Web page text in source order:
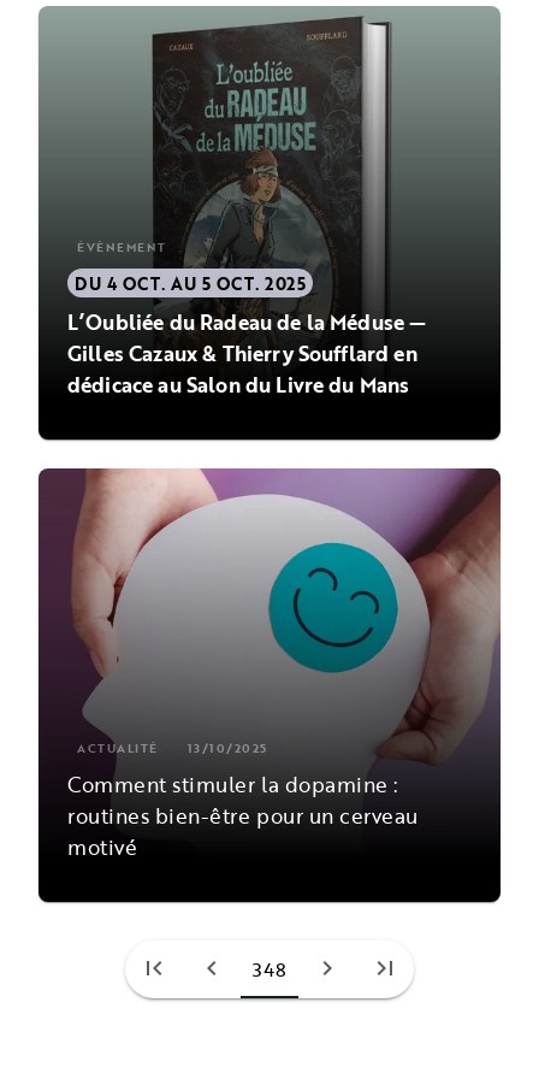
ÉVÈNEMENT
DU 4 OCT. AU 5 OCT. 2025
L’Oubliée du Radeau de la Méduse —
Gilles Cazaux & Thierry Soufflard en
dédicace au Salon du Livre du Mans
ACTUALITÉ 13/10/2025
Comment stimuler la dopamine :
routines bien-être pour un cerveau
motivé
first_page chevron_left 348 chevron_right last_page